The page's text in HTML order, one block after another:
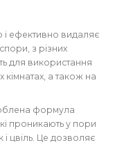
ефективно видаляє
з різних
для використання
кімнатах, а також на
формула
проникають у пори
цвіль. Це дозволяє